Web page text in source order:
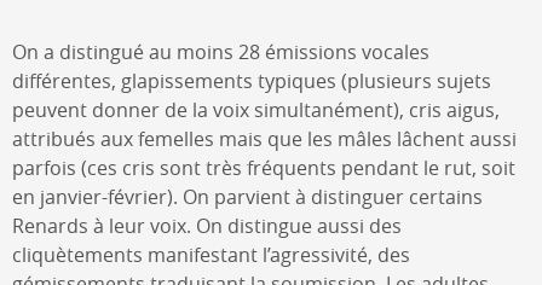
On a distingué au moins 28 émissions vocales
différentes, glapissements typiques (plusieurs sujets
peuvent donner de la voix simultanément), cris aigus,
attribués aux femelles mais que les mâles lâchent aussi
parfois (ces cris sont très fréquents pendant le rut, soit
en janvier-février). On parvient à distinguer certains
Renards à leur voix. On distingue aussi des
cliquètements manifestant l’agressivité, des